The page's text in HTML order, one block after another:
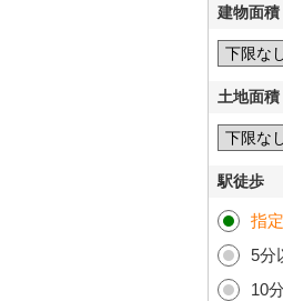
建物面積
土地面積
駅徒歩
指
5分
10